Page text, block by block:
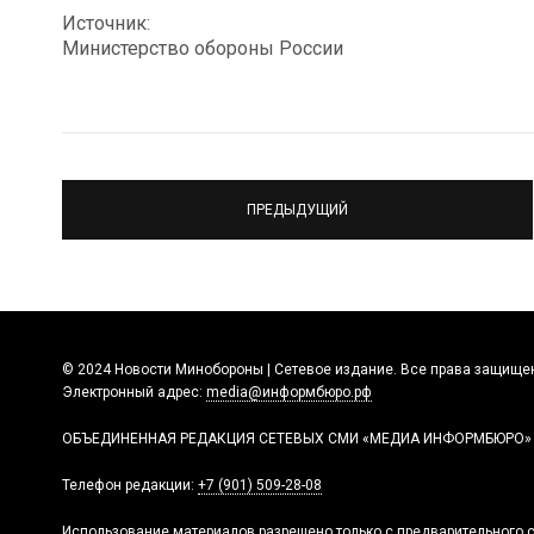
Источник:
Министерство обороны России
ПРЕДЫДУЩИЙ
© 2024 Новости Минобороны | Сетевое издание. Все права
Электронный адрес: media@информбюро.рф
ОБЪЕДИНЕННАЯ РЕДАКЦИЯ СЕТЕВЫХ СМИ «МЕДИА ИНФОРМБЮРО»
Телефон редакции: +7 (901) 509-28-08